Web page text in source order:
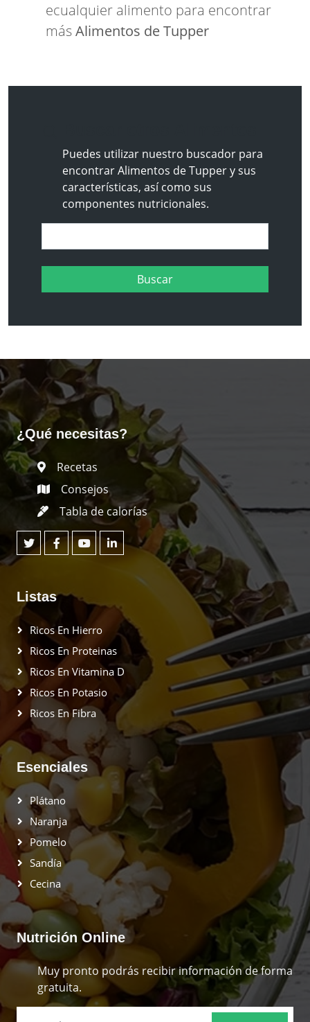
ecualquier alimento para encontrar
másAlimentos de Tupper
Puedes utilizar nuestro buscador para
encontrar Alimentos de Tupper y sus
características, así como sus
componentes nutricionales.
¿Qué necesitas?
Recetas
Consejos
Tabla de calorías
Listas
Ricos En Hierro
Ricos En Proteinas
Ricos En Vitamina D
Ricos En Potasio
Ricos En Fibra
Esenciales
Plátano
Naranja
Pomelo
Sandía
Cecina
Nutrición Online
Muy pronto podrás recibir información de forma
gratuita.